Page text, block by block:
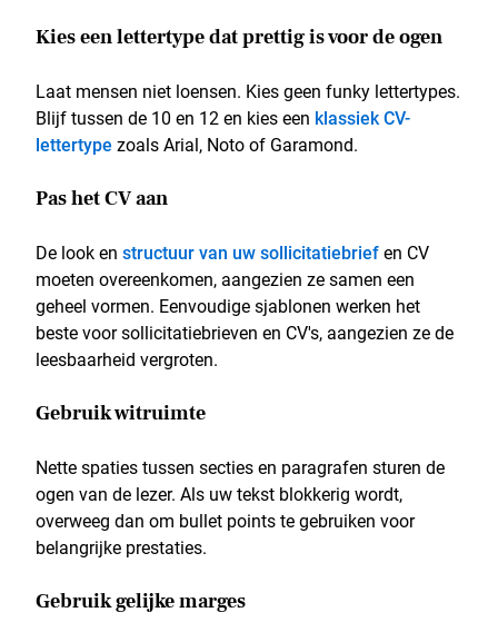
Kies een lettertype dat prettig is voor de ogen
Laat mensen niet loensen. Kies geen funky lettertypes.
Blijf tussen de 10 en 12 en kies een klassiek CV-
lettertype zoals Arial, Noto of Garamond.
Pas het CV aan
De look en structuur van uw sollicitatiebriefen CV
moeten overeenkomen, aangezien ze samen een
geheel vormen. Eenvoudige sjablonen werken het
beste voor sollicitatiebrieven en CV's, aangezien ze de
leesbaarheid vergroten.
Gebruik witruimte
Nette spaties tussen secties en paragrafen sturen de
ogen van de lezer. Als uw tekst blokkerig wordt,
overweeg dan om bullet points te gebruiken voor
belangrijke prestaties.
Gebruik gelijke marges